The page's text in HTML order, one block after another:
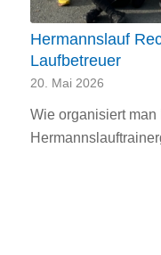
Hermannslauf
Laufbetreuer
20. Mai 2026
Wie organisiert man